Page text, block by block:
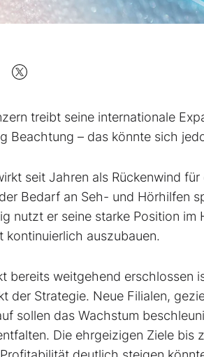
treibt seine internationale
Beachtung – das könnte sich
seit Jahren als Rückenwind
Bedarf an Seh- und Hörhilfen
nutzt er seine starke Position im
kontinuierlich auszubauen.
bereits weitgehend erschlossen
der Strategie. Neue Filialen,
sollen das Wachstum
Die ehrgeizigen Ziele bis